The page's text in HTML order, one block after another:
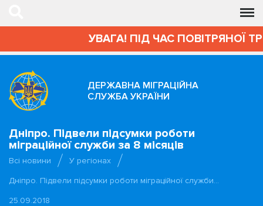
УВАГА! ПІД ЧАС ПОВІТРЯНОЇ
ДЕРЖАВНА МІГРАЦІЙНА
СЛУЖБА УКРАЇНИ
Дніпро. Підвели підсумки роботи
міграційної служби за 8 місяців
Всі новини
У регіонах
Дніпро. Підвели підсумки роботи міграційної служби…
25.09.2018